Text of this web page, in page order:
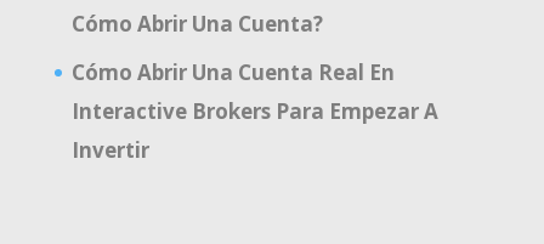
Cómo Abrir Una Cuenta?
Cómo Abrir Una Cuenta Real En
Interactive Brokers Para Empezar A
Invertir